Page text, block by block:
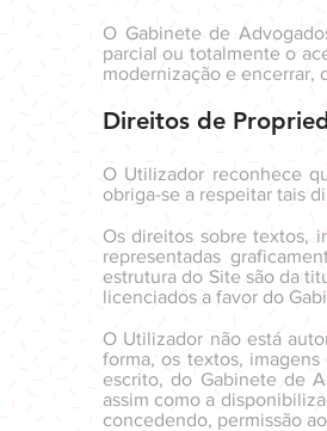
O Gabinete de
parcial ou totalmente o
modernização e encerrar,
Direitos de
O Utilizador reconhece
obriga-se a respeitar tais
Os direitos sobre textos,
representadas
estrutura do Site são da
licenciados a favor do
O Utilizador não está
forma, os textos,
escrito, do Gabinete de
assim como a
concedendo, permissão